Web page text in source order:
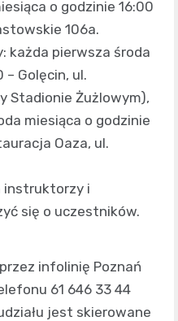
o godzinie 16:00
106a.
każda pierwsza środa
– Golęcin, ul.
Stadionie Żużlowym),
miesiąca o godzinie
Oaza, ul.
instruktorzy i
się o uczestników.
infolinię Poznań
61 646 33 44
jest skierowane